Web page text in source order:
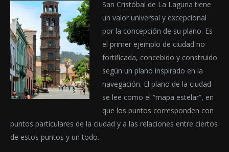
San Cristóbal de La Laguna tiene
un valor universal y excepcional
por la concepción de su plano. Es
el primer ejemplo de ciudad no
fortificada, concebido y construido
según un plano inspirado en la
navegación. El plano de la ciudad
se lee como el “mapa estelar”, en
que los puntos corresponden con
puntos particulares de la ciudad y a las relaciones entre ciertos
de estos puntos y un todo.